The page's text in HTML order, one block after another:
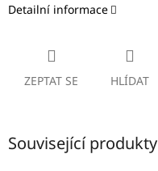
Detailní informace
ZEPTAT SE HLÍDAT
Související produkty